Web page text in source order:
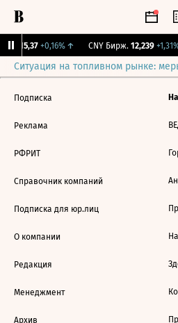
115,37 +0,16%↑ CNY Бирж. 12,239 +1,31%
Ситуация на топливном рынке:
Подписка
Реклама
РФРИТ
Справочник компаний
Подписка для юр.лиц
О компании
Редакция
Менеджмент
Архив